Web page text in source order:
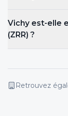
Vichy est-elle
(ZRR) ?
Retrouvez